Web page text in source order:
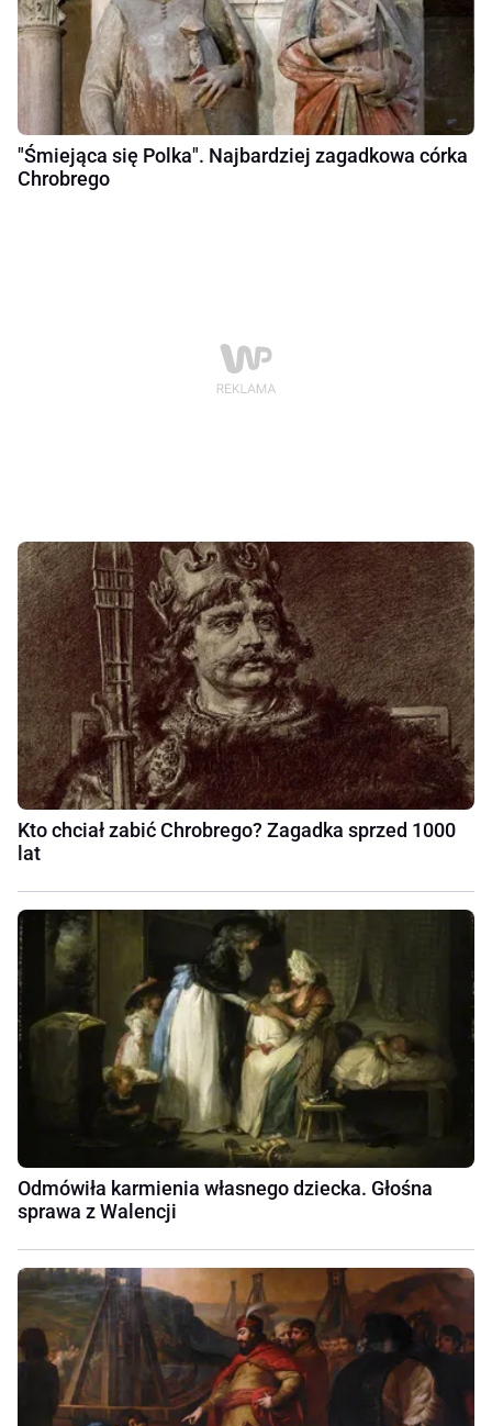
"Śmiejąca się Polka". Najbardziej zagadkowa córka
Chrobrego
Kto chciał zabić Chrobrego? Zagadka sprzed 1000
lat
Odmówiła karmienia własnego dziecka. Głośna
sprawa z Walencji